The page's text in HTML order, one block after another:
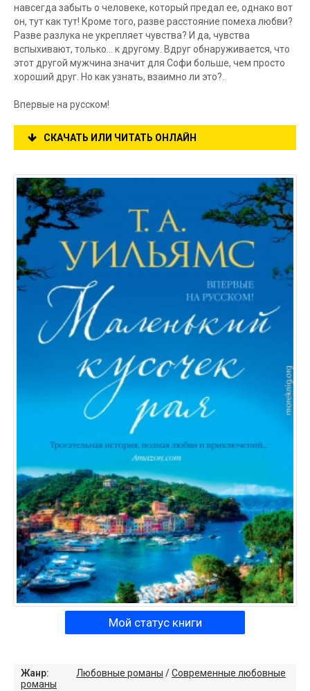
навсегда забыть о человеке, который предал ее, однако вот
он, тут как тут! Кроме того, разве расстояние помеха любви?
Разве разлука не укрепляет чувства? И да, чувства
вспыхивают, только… к другому. Вдруг обнаруживается, что
этот другой мужчина значит для Софи больше, чем просто
хороший друг. Но как узнать, взаимно ли это?..
Впервые на русском!
СКАЧАТЬ ИЛИ ЧИТАТЬ ОНЛАЙН
Мой статус книги
Жанр: Любовные романы /Современные любовные
романы